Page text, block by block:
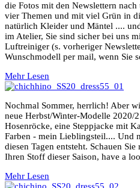
die Fotos mit den Newslettern
vier Themen und mit viel Grün in
natürlich Kleider und Mäntel ....
im Atelier, Sie sind sicher bei uns
Luftreiniger (s. vorheriger
Wunschmodell per mail, wenn Sie
Mehr Lesen
Nochmal Sommer, herrlich! Aber
neue Herbst/Winter-Modelle 2020/
Hosenröcke, eine Steppjacke mit
Farben - mein Lieblingsteil.... Und
diesen Tagen entsteht. Schauen
Ihren Stoff dieser Saison, have a
Mehr Lesen